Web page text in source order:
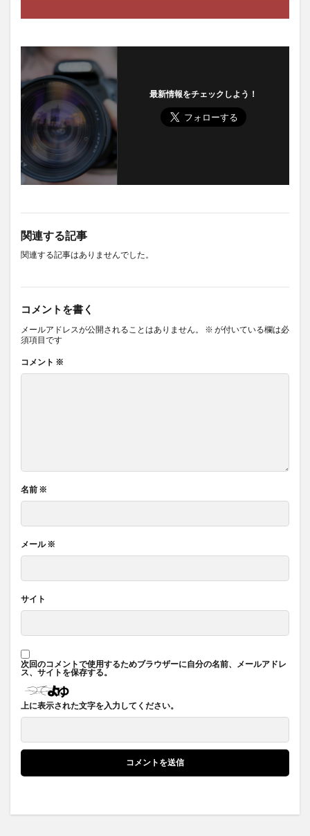
最新情報をチェックしよう！
関連する記事
関連する記事はありませんでした。
コメントを書く
メールアドレスが公開されることはありません。 ※ が付いている欄は必
須項目です
コメント ※
名前 ※
メール※
サイト
次回のコメントで使用するためブラウザーに自分の名前、メールアドレ
ス、サイトを保存する。
上に表示された文字を入力してください。